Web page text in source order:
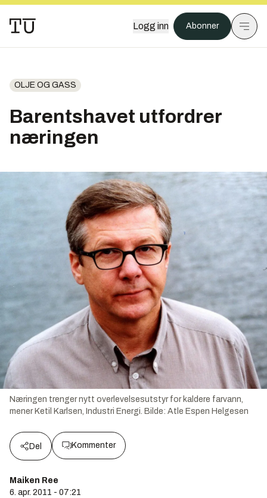
Logg inn Abonner
OLJE OG GASS
Barentshavet utfordrer
næringen
Næringen trenger nytt overlevelsesutstyr for kaldere farvann,
mener Ketil Karlsen, Industri Energi. Bilde: Atle Espen Helgesen
Del Kommenter
Maiken Ree
6. apr. 2011 - 07:21